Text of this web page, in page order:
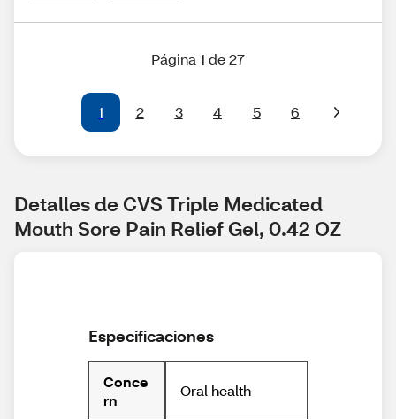
Página 1 de 27
1 2 3 4 5 6
Detalles de CVS Triple Medicated
Mouth Sore Pain Relief Gel, 0.42 OZ
Especificaciones
Conce
rn
Oral health